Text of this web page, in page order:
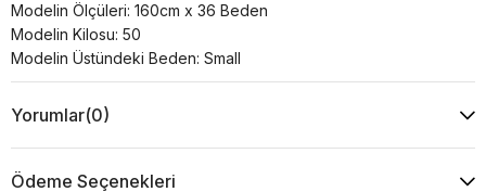
Modelin Ölçüleri: 160cm x 36 Beden
Modelin Kilosu: 50
Modelin Üstündeki Beden: Small
Yorumlar(0)
Ödeme Seçenekleri